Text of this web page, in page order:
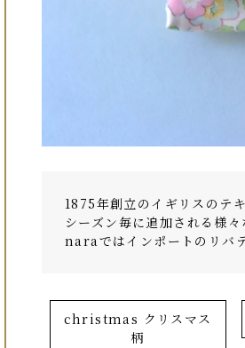
1875年創立のイギリスのテ
シーズン毎に追加される様々
naraではインポートのリバ
christmas クリスマス
柄